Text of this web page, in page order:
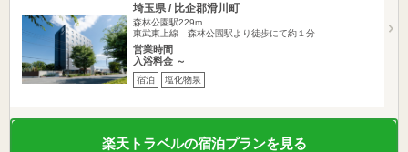
埼玉県 / 比企郡滑川町
森林公園駅229m
東武東上線 森林公園駅より徒歩にて約１分
営業時間
入浴料金 ～
宿泊 塩化物泉
楽天トラベルの宿泊プランを見る